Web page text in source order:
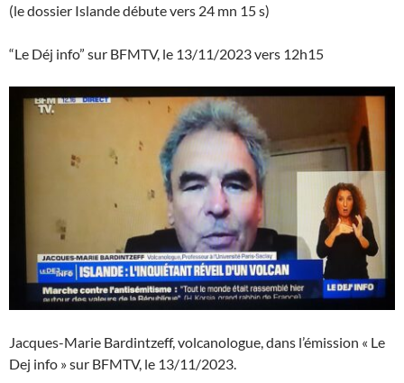
(le dossier Islande débute vers 24 mn 15 s)
“Le Déj info” sur BFMTV, le 13/11/2023 vers 12h15
Jacques-Marie Bardintzeff, volcanologue, dans l’émission « Le
Dej info » sur BFMTV, le 13/11/2023.